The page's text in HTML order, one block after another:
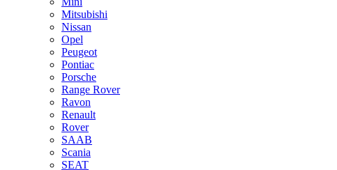
Mitsubishi
Nissan
Opel
Peugeot
Pontiac
Porsche
Range Rover
Ravon
Renault
Rover
SAAB
Scania
SEAT